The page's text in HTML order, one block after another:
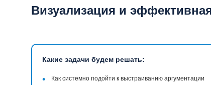
Визуализация и
Какие задачи будем решать:
• Как системно подойти к выстраиванию аргументации